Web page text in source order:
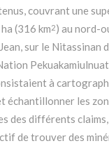
couvrant une
(316 km2) au nord-
sur le Nitassinan
à
échantillonner les
des différents
de trouver des